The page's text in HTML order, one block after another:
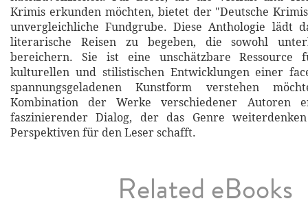
Krimis erkunden möchten, bietet der "Deutsche
unvergleichliche Fundgrube. Diese Anthologie lädt
literarische Reisen zu begeben, die sowohl
bereichern. Sie ist eine unschätzbare
kulturellen und stilistischen Entwicklungen einer
spannungsgeladenen Kunstform verstehen
Kombination der Werke verschiedener Autoren
faszinierender Dialog, der das Genre
Perspektiven für den Leser schafft.
Related eBooks